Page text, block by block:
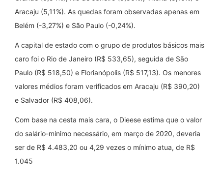
Aracaju (5,11%). As quedas foram observadas apenas em
Belém (-3,27%) e São Paulo (-0,24%).
A capital de estado com o grupo de produtos básicos mais
caro foi o Rio de Janeiro (R$ 533,65), seguida de São
Paulo (R$ 518,50) e Florianópolis (R$ 517,13). Os menores
valores médios foram verificados em Aracaju (R$ 390,20)
e Salvador (R$ 408,06).
Com base na cesta mais cara, o Dieese estima que o valor
do salário-mínimo necessário, em março de 2020, deveria
ser de R$ 4.483,20 ou 4,29 vezes o mínimo atua, de R$
1.045